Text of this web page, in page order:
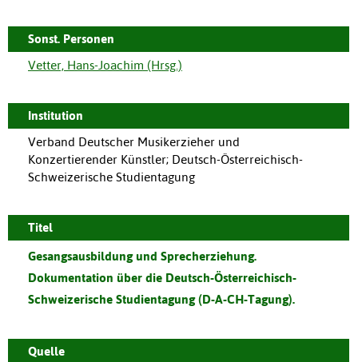
Sonst. Personen
Vetter, Hans-Joachim (Hrsg.)
Institution
Verband Deutscher Musikerzieher und
Konzertierender Künstler; Deutsch-Österreichisch-
Schweizerische Studientagung
Titel
Gesangsausbildung und Sprecherziehung.
Dokumentation über die Deutsch-Österreichisch-
Schweizerische Studientagung (D-A-CH-Tagung).
Quelle